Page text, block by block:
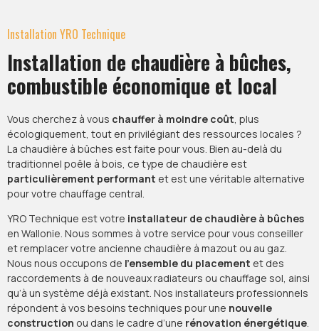
Installation YRO Technique
Installation de chaudière à bûches,
combustible économique et local
Vous cherchez à vous chauffer à moindre coût, plus
écologiquement, tout en privilégiant des ressources locales ?
La chaudière à bûches est faite pour vous. Bien au-delà du
traditionnel poêle à bois, ce type de chaudière est
particulièrement performant et est une véritable alternative
pour votre chauffage central.
YRO Technique est votre installateur de chaudière à bûches
en Wallonie. Nous sommes à votre service pour vous conseiller
et remplacer votre ancienne chaudière à mazout ou au gaz.
Nous nous occupons de l’ensemble du placement et des
raccordements à de nouveaux radiateurs ou chauffage sol, ainsi
qu’à un système déjà existant. Nos installateurs professionnels
répondent à vos besoins techniques pour une nouvelle
construction ou dans le cadre d’une rénovation énergétique.